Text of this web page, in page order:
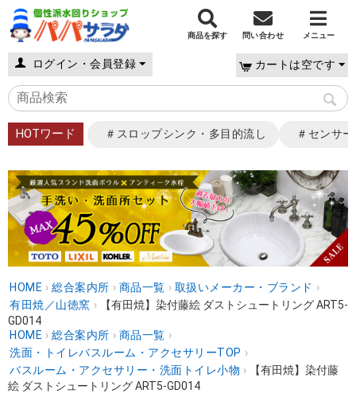
商品を探す 問い合わせ メニュー
ログイン・会員登録 カートは空です
HOTワード ＃スロップシンク・多目的流し ＃センサ
HOME › 総合案内所 › 商品一覧 › 取扱いメーカー・ブランド ›
有田焼／山徳窯 ›
【有田焼】染付藤絵 ダストシュートリング ART5-
GD014
HOME › 総合案内所 › 商品一覧 ›
洗面・トイレバスルーム・アクセサリーTOP ›
バスルーム・アクセサリー・洗面トイレ小物 ›
【有田焼】染付藤
絵 ダストシュートリング ART5-GD014